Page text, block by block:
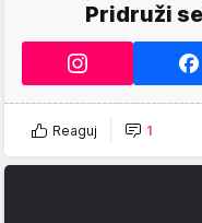
Pridruži
Reaguj 1